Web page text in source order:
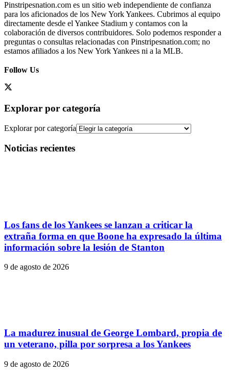
Pinstripesnation.com es un sitio web independiente de confianza
para los aficionados de los New York Yankees. Cubrimos al equipo
directamente desde el Yankee Stadium y contamos con la
colaboración de diversos contribuidores. Solo podemos responder a
preguntas o consultas relacionadas con Pinstripesnation.com; no
estamos afiliados a los New York Yankees ni a la MLB.
Follow Us
Explorar por categoría
Explorar por categoría
Noticias recientes
Los fans de los Yankees se lanzan a criticar la
extraña forma en que Boone ha expresado la última
información sobre la lesión de Stanton
9 de agosto de 2026
La madurez inusual de George Lombard, propia de
un veterano, pilla por sorpresa a los Yankees
9 de agosto de 2026